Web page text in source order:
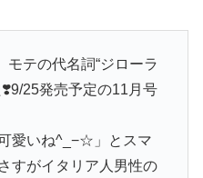
テの代名詞“ジローラ
25発売予定の11月号
愛いね^_−☆」とスマ
すがイタリア人男性の